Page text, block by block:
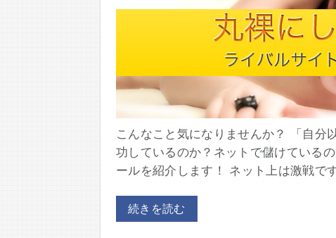
こんなこと気になりませんか？ 「自分
功しているのか？ネットで儲けている
ールを紹介します！ ネット上は激戦
続きを読む